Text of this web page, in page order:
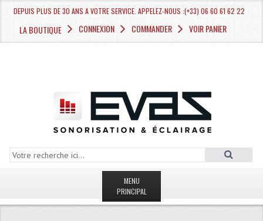
DEPUIS PLUS DE 30 ANS A VOTRE SERVICE. APPELEZ-NOUS :(+33) 06 60 61 62 22
LA BOUTIQUE CONNEXION COMMANDER VOIR PANIER
MENU
PRINCIPAL